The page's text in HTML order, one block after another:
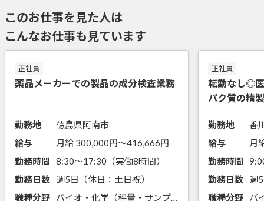
このお仕事を見た人は
こんなお仕事も見ています
正社員
薬品メーカーでの製品の成分検査業務
勤務地
徳島県阿南市
給与
月給 300,000円〜416,666円
勤務時間
8:30～17:30（実働8時間）
勤務日数
週5日（休日：土日祝）
職種分野
バイオ・化学（秤量・サンプリング・分注、前処理・試薬調製、手分析、機器分析、顕微鏡観察、細胞培養・分取、微生物培養）
正社員
転勤なし◎
パク質の精
勤務地
香
給与
月
勤務時間
勤務日数
週
職種分野